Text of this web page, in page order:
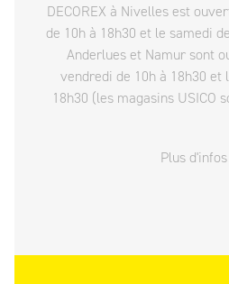
DECOREX à Nivelles est
de 10h à 18h30 et le samedi
Anderlues et Namur sont
vendredi de 10h à 18h30 et
18h30 (les magasins USICO
Plus d'infos